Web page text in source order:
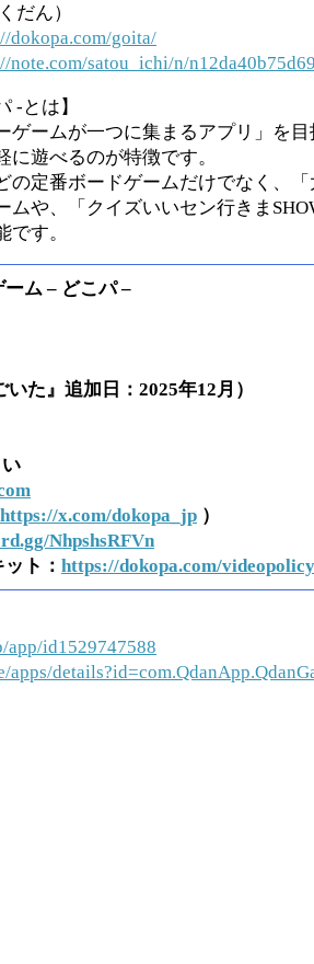
だん）
dokopa.com/goita/
note.com/satou_ichi/n/n12da40b75d69
-とは】
ゲームが一つに集まるアプリ」を
遊べるのが特徴です。
の定番ボードゲームだけでなく
ムや、「クイズいいセン行きま
す。
ム – どこパ –
た』追加日：2025年12月）
https://x.com/dokopa_jp ）
NhpshsRFVn
ト： https://dokopa.com/
app/id1529747588